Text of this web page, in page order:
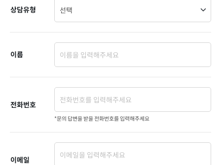
상담유형
이름
전화번호
*문의 답변을 받을 전화번호를 입력해주세요
이메일